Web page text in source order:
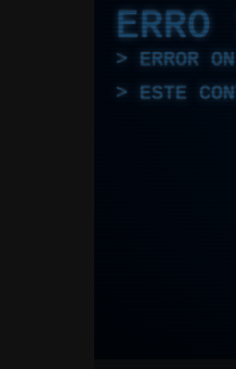
ERRO
ERROR
ESTE